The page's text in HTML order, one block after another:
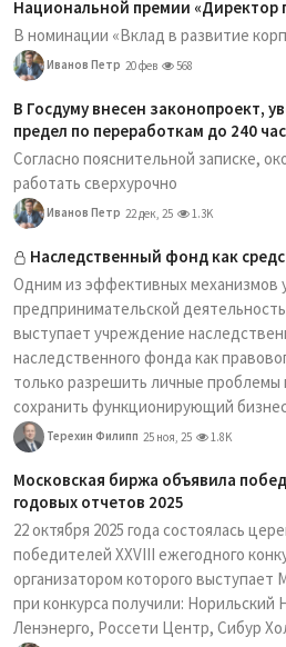
Национальной премии «Директор
В номинации «Вклад в развитие
Иванов Петр 20 фев 568
В Госдуму внесен законопроект,
предел по переработкам до 240
Согласно пояснительной записке,
работать сверхурочно
Иванов Петр 22 дек, 25 1.3K
Наследственный фонд как
Одним из эффективных механизмов
предпринимательской
выступает учреждение
наследственного фонда как
только разрешить личные
сохранить функционирующий
Терехин Филипп 25 ноя, 25 1.8K
Московская биржа объявила
годовых отчетов 2025
22 октября 2025 года состоялась
победителей XXVIII ежегодного
организатором которого выступает
при конкурса получили: Норильский
Ленэнерго, Россети Центр, Сибур